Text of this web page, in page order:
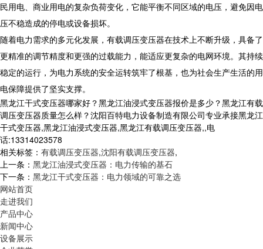
民用电、商业用电的复杂负荷变化，它能平衡不同区域的电压，避免因电
压不稳造成的停电或设备损坏。​
随着电力需求的多元化发展，有载调压变压器在技术上不断升级，具备了
更精准的调节精度和更强的过载能力，能适应更复杂的电网环境。其持续
稳定的运行，为电力系统的安全运转筑牢了根基，也为社会生产生活的用
电保障提供了坚实支撑。​
黑龙江干式变压器哪家好？黑龙江油浸式变压器报价是多少？黑龙江有载
调压变压器质量怎么样？沈阳百特电力设备制造有限公司专业承接黑龙江
干式变压器,黑龙江油浸式变压器,黑龙江有载调压变压器,,电
话:13314023578
相关标签： 有载调压变压器,沈阳有载调压变压器,
上一条： 黑龙江油浸式变压器：电力传输的基石
下一条： 黑龙江干式变压器：电力领域的可靠之选
网站首页
走进我们
产品中心
新闻中心
设备展示